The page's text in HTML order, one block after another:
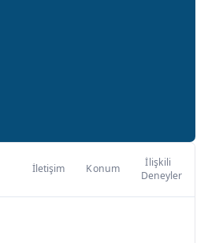
İletişim Konum
İlişkili
Deneyler